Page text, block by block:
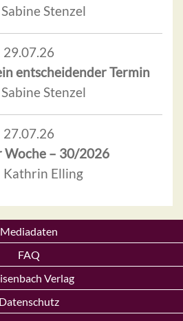
Stenzel
29.07.26
entscheidender Termin
Stenzel
27.07.26
Woche – 30/2026
Elling
Mediadaten
FAQ
Verlag
Datenschutz